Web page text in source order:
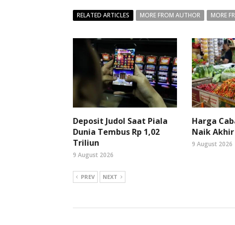
RELATED ARTICLES MORE FROM AUTHOR MORE
Deposit Judol Saat Piala
Dunia Tembus Rp 1,02
Triliun
9 August 2026
Harga
Naik
9 August 2026
PREV NEXT